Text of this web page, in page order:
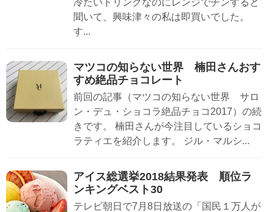
冷たいドリンクなのにレンジでチンすると
聞いて、興味津々の私は即買いでした。
す...
マツコの知らない世界 楠田さんおす
すめ絶品チョコレート
前回の記事（マツコの知らない世界 サロ
ン・デュ・ショコラ絶品チョコ2017）の続
きです。 楠田さんが今注目しているショコ
ラティエを紹介します。 ジル・マルシ...
アイス総選挙2018結果発表 順位ラ
ンキングベスト30
テレビ朝日で7月8日放送の「国民１万人が